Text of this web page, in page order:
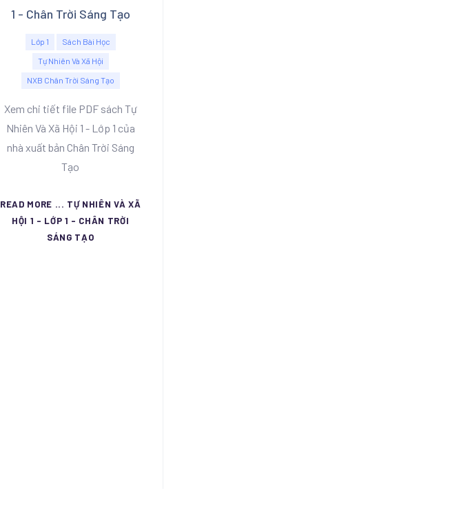
1 - Chân Trời Sáng Tạo
Lớp 1
Sách Bài Học
Tự Nhiên Và Xã Hội
NXB Chân Trời Sáng Tạo
Xem chi tiết file PDF sách Tự
Nhiên Và Xã Hội 1 - Lớp 1 của
nhà xuất bản Chân Trời Sáng
Tạo
READ MORE ... TỰ NHIÊN VÀ XÃ
HỘI 1 - LỚP 1 - CHÂN TRỜI
SÁNG TẠO